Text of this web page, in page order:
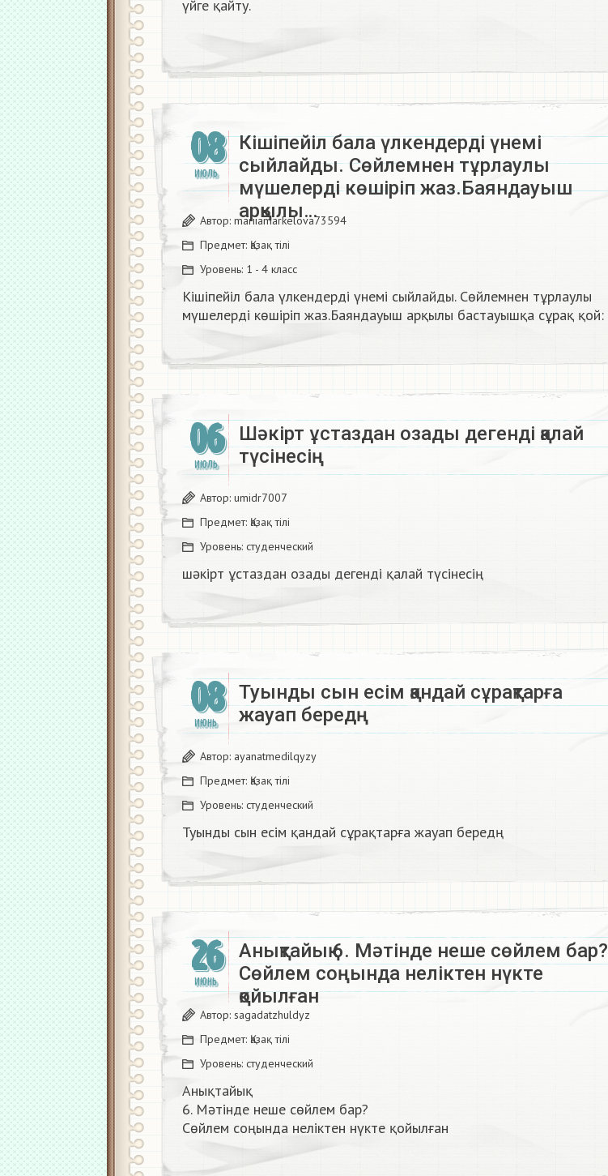
үйге қайту.
08
ИЮЛЬ
Кішіпейіл бала үлкендерді үнемі
сыйлайды. Сөйлемнен тұрлаулы
мүшелерді көшіріп жаз.Баяндауыш
арқылы…
Автор: mariiamarkelova73594
Предмет: Қазақ тiлi
Уровень: 1 - 4 класс
Кішіпейіл бала үлкендерді үнемі сыйлайды. Сөйлемнен тұрлаулы
мүшелерді көшіріп жаз.Баяндауыш арқылы бастауышқа сұрақ қой:​
06
ИЮЛЬ
Шәкірт ұстаздан озады дегенді қалай
түсінесің​
Автор: umidr7007
Предмет: Қазақ тiлi
Уровень: студенческий
шәкірт ұстаздан озады дегенді қалай түсінесің​
08
ИЮНЬ
Туынды сын есім қандай сұрақтарға
жауап бередң
Автор: ayanatmedilqyzy
Предмет: Қазақ тiлi
Уровень: студенческий
Туынды сын есім қандай сұрақтарға жауап бередң
26
ИЮНЬ
Анықтайық 6. Мәтінде неше сөйлем бар?
Сөйлем соңында неліктен нүкте
қойылған​
Автор: sagadatzhuldyz
Предмет: Қазақ тiлi
Уровень: студенческий
Анықтайық
6. Мәтінде неше сөйлем бар?
Сөйлем соңында неліктен нүкте қойылған​